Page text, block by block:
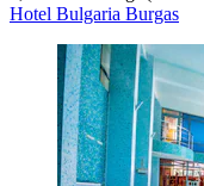
Hotel Bulgaria Burgas